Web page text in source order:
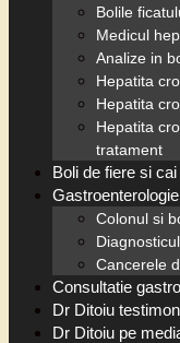
Bolile
Medicul
Analize in
Hepatita
Hepatita
Hepatita
tratament
Boli de fiere si
Colonul si
Cancerele
Consultatie
Dr Ditoiu
Dr Ditoiu pe